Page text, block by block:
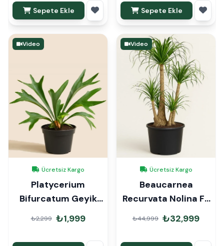
Sepete Ekle Sepete Ekle
Video
Ücretsiz Kargo
Platycerium
Bifurcatum Geyik
Boynuzu Eğrelti
₺2,299 ₺1,999
Video
Ücretsiz Kargo
Beaucarnea
Recurvata Nolina Fil
Ayağı 150cm
₺44,999 ₺32,999